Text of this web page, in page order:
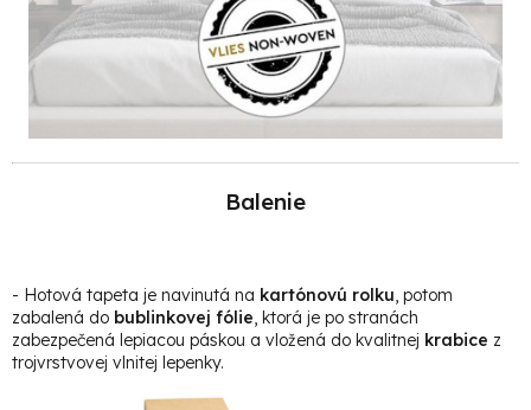
Balenie
- Hotová tapeta je navinutá na kartónovú rolku, potom
zabalená do bublinkovej fólie, ktorá je po stranách
zabezpečená lepiacou páskou a vložená do kvalitnej krabice z
trojvrstvovej vlnitej lepenky.